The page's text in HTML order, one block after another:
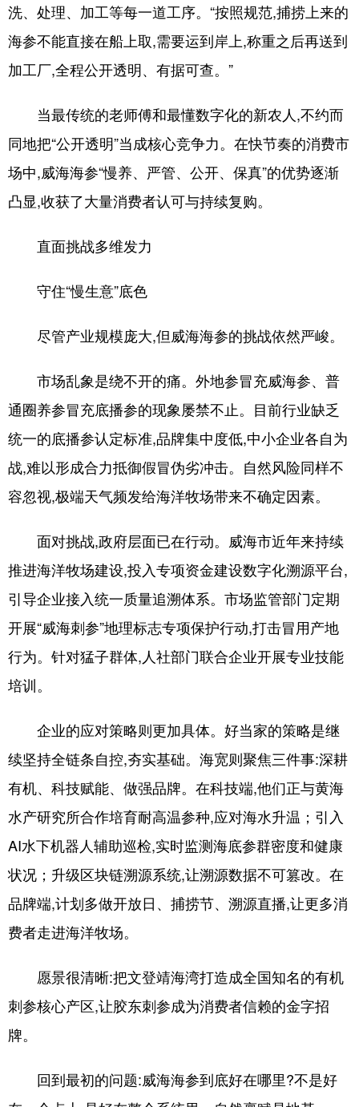
洗、处理、加工等每一道工序。“按照规范,捕捞上来的
海参不能直接在船上取,需要运到岸上,称重之后再送到
加工厂,全程公开透明、有据可查。”
当最传统的老师傅和最懂数字化的新农人,不约而
同地把“公开透明”当成核心竞争力。在快节奏的消费市
场中,威海海参“慢养、严管、公开、保真”的优势逐渐
凸显,收获了大量消费者认可与持续复购。
直面挑战多维发力
守住“慢生意”底色
尽管产业规模庞大,但威海海参的挑战依然严峻。
市场乱象是绕不开的痛。外地参冒充威海参、普
通圈养参冒充底播参的现象屡禁不止。目前行业缺乏
统一的底播参认定标准,品牌集中度低,中小企业各自为
战,难以形成合力抵御假冒伪劣冲击。自然风险同样不
容忽视,极端天气频发给海洋牧场带来不确定因素。
面对挑战,政府层面已在行动。威海市近年来持续
推进海洋牧场建设,投入专项资金建设数字化溯源平台,
引导企业接入统一质量追溯体系。市场监管部门定期
开展“威海刺参”地理标志专项保护行动,打击冒用产地
行为。针对猛子群体,人社部门联合企业开展专业技能
培训。
企业的应对策略则更加具体。好当家的策略是继
续坚持全链条自控,夯实基础。海宽则聚焦三件事:深耕
有机、科技赋能、做强品牌。在科技端,他们正与黄海
水产研究所合作培育耐高温参种,应对海水升温；引入
AI水下机器人辅助巡检,实时监测海底参群密度和健康
状况；升级区块链溯源系统,让溯源数据不可篡改。在
品牌端,计划多做开放日、捕捞节、溯源直播,让更多消
费者走进海洋牧场。
愿景很清晰:把文登靖海湾打造成全国知名的有机
刺参核心产区,让胶东刺参成为消费者信赖的金字招
牌。
回到最初的问题:威海海参到底好在哪里?不是好